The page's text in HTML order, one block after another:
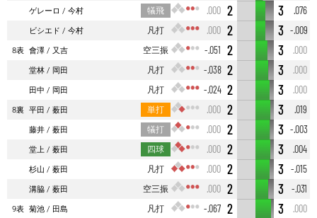
ゲレーロ
今村 犠飛 .000 2 3
.076
ビシエド
今村 凡打 .000 2 3 -.009
8表 會澤 又吉 空三振 -.051 2 3
.000
堂林
岡田 凡打 -.038 2 3
.000
田中
岡田 凡打 -.024 2 3
.000
8裏 平田 薮田 単打 .000 2 3
.019
藤井
薮田 犠打 .000 2 3 -.003
堂上
薮田 四球 .000 2 3
.004
杉山
薮田 凡打 .000 2 3
-.015
溝脇
薮田 空三振 .000 2 3
-.031
9表 菊池 田島 凡打 -.067 2 3
.000